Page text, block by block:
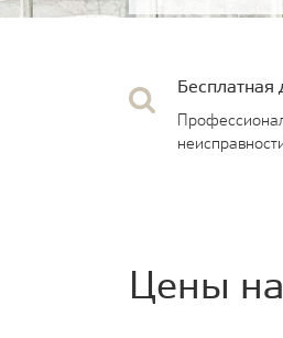
Бесплатная
Цены